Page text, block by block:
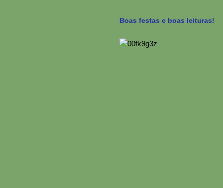
Boas festas e boas leituras!